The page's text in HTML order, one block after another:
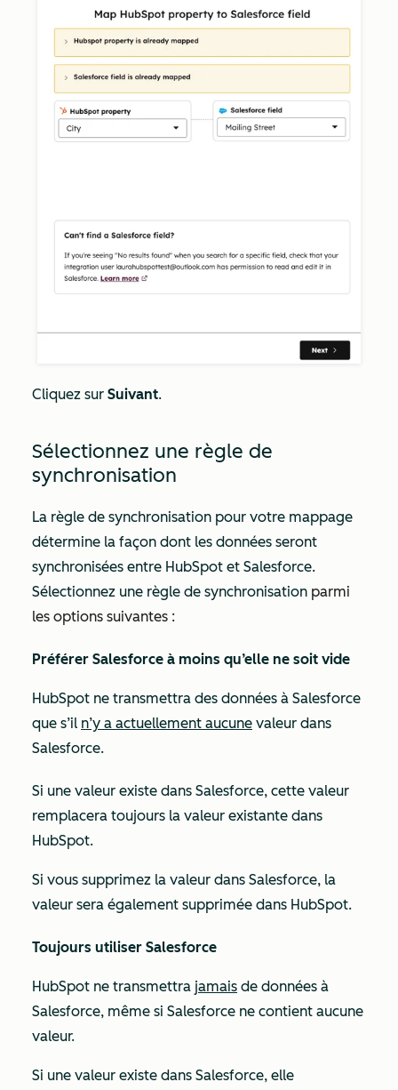
Cliquez sur Suivant.
Sélectionnez une règle de
synchronisation
La règle de synchronisation pour votre mappage
détermine la façon dont les données seront
synchronisées entre HubSpot et Salesforce.
Sélectionnez une règle de synchronisation parmi
les options suivantes :
Préférer Salesforce à moins qu’elle ne soit vide
HubSpot ne transmettra des données à Salesforce
que s’il n’y a actuellement aucune valeur dans
Salesforce.
Si une valeur existe dans Salesforce, cette valeur
remplacera toujours la valeur existante dans
HubSpot.
Si vous supprimez la valeur dans Salesforce, la
valeur sera également supprimée dans HubSpot.
Toujours utiliser Salesforce
HubSpot ne transmettra jamais de données à
Salesforce, même si Salesforce ne contient aucune
valeur.
Si une valeur existe dans Salesforce, elle